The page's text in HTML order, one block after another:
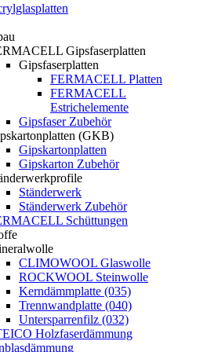
Gipsfaserplatten
Gipsfaserplatten
FERMACELL Platten
FERMACELL
Estrichelemente
Gipsfaser Zubehör
(GKB)
Gipskartonplatten
Gipskarton Zubehör
Ständerwerk
Ständerwerk Zubehör
Schüttungen
CLIMOWOOL Glaswolle
ROCKWOOL Steinwolle
Kerndämmplatte (035)
Trennwandplatte (040)
Untersparrenfilz (032)
Holzfaserdämmung